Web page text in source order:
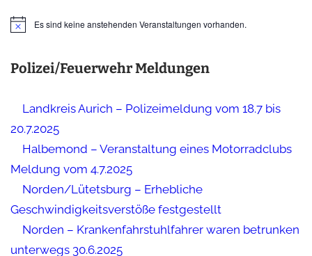
H
w
e
Es sind keine anstehenden Veranstaltungen vorhanden.
Polizei/Feuerwehr Meldungen
Landkreis Aurich – Polizeimeldung vom 18.7 bis
20.7.2025
Halbemond – Veranstaltung eines Motorradclubs
Meldung vom 4.7.2025
Norden/Lütetsburg – Erhebliche
Geschwindigkeitsverstöße festgestellt
Norden – Krankenfahrstuhlfahrer waren betrunken
unterwegs 30.6.2025